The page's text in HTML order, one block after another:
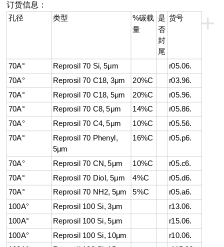
订货信息：
+
孔径 类型
%碳载
量
是
否
封
尾
货号
70A° Reprosil 70 Si, 5μm
r05.06.
70A°
Reprosil 70 C18, 3μm 20%C
r03.96.
70A°
Reprosil 70 C18, 5μm 20%C
r05.96.
70A°
Reprosil 70 C8, 5μm 14%C
r05.86.
70A°
Reprosil 70 C4, 5μm 10%C r05.56.
70A° Reprosil 70 Phenyl,
5μm
16%C r05.p6.
70A° Reprosil 70 CN, 5μm 10%C
r05.c6.
70A°
Reprosil 70 Diol, 5μm 4%C
r05.d6.
70A°
Reprosil 70 NH2, 5μm 5%C r05.a6.
100A° Reprosil 100 Si, 3μm
r13.06.
100A°
Reprosil 100 Si, 5μm r15.06.
100A° Reprosil 100 Si, 10μm
r10.06.